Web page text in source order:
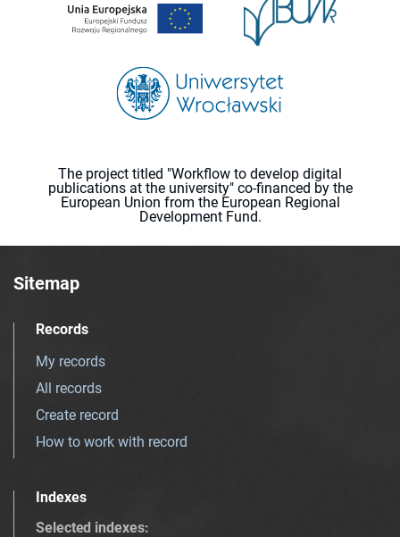
The project titled "Workflow to develop digital
publications at the university" co-financed by the
European Union from the European Regional
Development Fund.
Sitemap
Records
My records
All records
Create record
How to work with record
Indexes
Selected indexes: